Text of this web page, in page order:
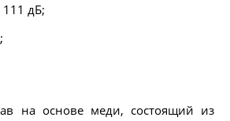
дБ;
на основе меди, состоящий из